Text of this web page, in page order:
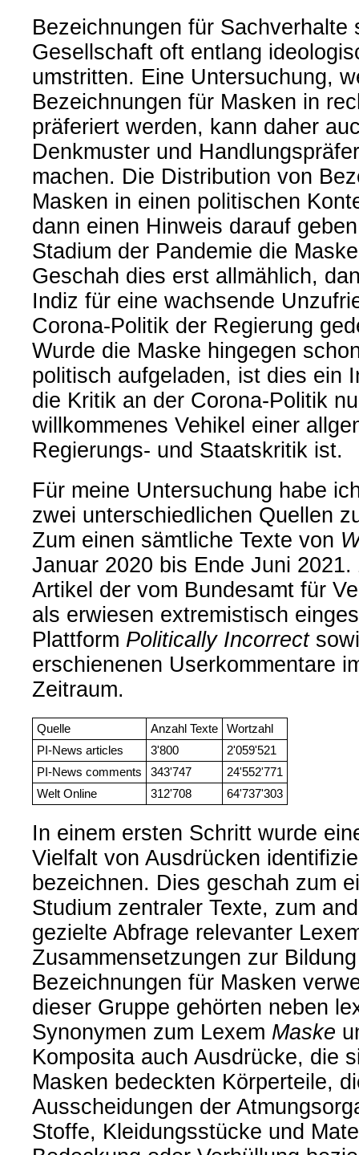
Bezeichnungen für Sachverhalte
Gesellschaft oft entlang
umstritten. Eine Untersuchung,
Bezeichnungen für Masken in
präferiert werden, kann daher
Denkmuster und
machen. Die Distribution von
Masken in einen politischen
dann einen Hinweis darauf
Stadium der Pandemie die
Geschah dies erst allmählich,
Indiz für eine wachsende
Corona-Politik der Regierung
Wurde die Maske hingegen
politisch aufgeladen, ist dies ein
die Kritik an der Corona-Politik
willkommenes Vehikel einer
Regierungs- und Staatskritik ist.
Für meine Untersuchung habe
zwei unterschiedlichen Quellen
Zum einen sämtliche Texte von
Januar 2020 bis Ende Juni
Artikel der vom Bundesamt für
als erwiesen extremistisch
Plattform Politically Incorrect
erschienenen Userkommentare
Zeitraum.
Quelle Anzahl Texte
Wortzahl
PI-News articles
3'800
2'059'521
PI-News comments
343'747
24'552'771
Welt Online
312'708 64'737'303
In einem ersten Schritt wurde
Vielfalt von Ausdrücken
bezeichnen. Dies geschah zum
Studium zentraler Texte, zum
gezielte Abfrage relevanter
Zusammensetzungen zur
Bezeichnungen für Masken
dieser Gruppe gehörten neben
Synonymen zum Lexem Maske
Komposita auch Ausdrücke, die
Masken bedeckten Körperteile,
Ausscheidungen der
Stoffe, Kleidungsstücke und